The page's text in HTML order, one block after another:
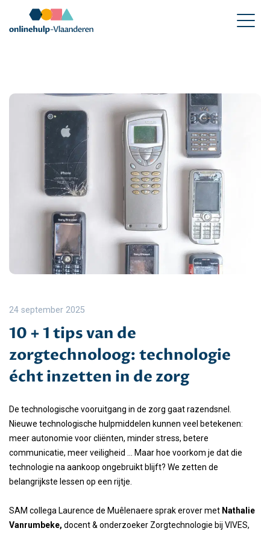
24 september 2025
10 + 1 tips van de
zorgtechnoloog: technologie
écht inzetten in de zorg
De technologische vooruitgang in de zorg gaat razendsnel.
Nieuwe technologische hulpmiddelen kunnen veel betekenen:
meer autonomie voor cliënten, minder stress, betere
communicatie, meer veiligheid … Maar hoe voorkom je dat die
technologie na aankoop ongebruikt blijft? We zetten de
belangrijkste lessen op een rijtje.
SAM collega Laurence de Muêlenaere sprak erover met Nathalie
Vanrumbeke, docent & onderzoeker Zorgtechnologie bij VIVES,